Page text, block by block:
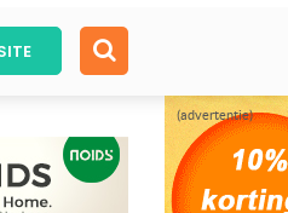
(advertentie)